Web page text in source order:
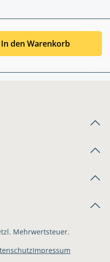
In den Warenkorb
Mehrwertsteuer.
Impressum